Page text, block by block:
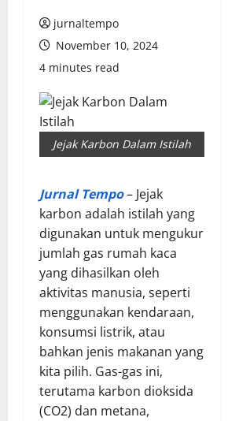
jurnaltempo
November 10, 2024
4 minutes read
Jejak Karbon Dalam Istilah
Jurnal Tempo– Jejak
karbon adalah istilah yang
digunakan untuk mengukur
jumlah gas rumah kaca
yang dihasilkan oleh
aktivitas manusia, seperti
menggunakan kendaraan,
konsumsi listrik, atau
bahkan jenis makanan yang
kita pilih. Gas-gas ini,
terutama karbon dioksida
(CO2) dan metana,